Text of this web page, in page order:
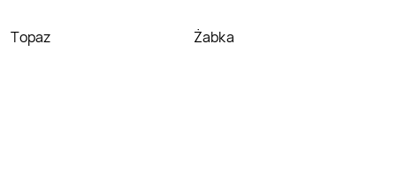
Topaz Żabka